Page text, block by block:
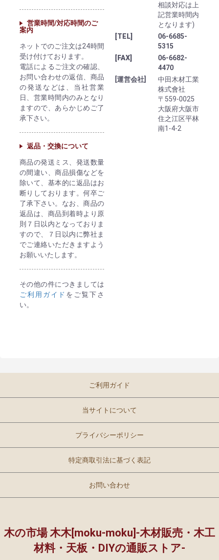
営業時間/対応時間のご
案内
ネットでのご注文は24時間
受け付けております。
電話によるご注文の確認、
お問い合わせの返信、商品
の発送などは、当社営業
日、営業時間内のみとなり
ますので、あらかじめご了
承下さい。
返品・交換について
商品の発送ミス、発送数量
の間違い、商品損傷などを
除いて、基本的に返品はお
断りしております。何卒ご
了承下さい。なお、商品の
返品は、商品到着時より原
則７日以内となっておりま
すので、７日以内に弊社ま
でご連絡いただきますよう
お願いいたします。
その他の件につきましては
ご利用ガイド をご覧下さ
い。
相談対応は上
記営業時間内
となります)
[TEL]
06-6685-
5315
[FAX]
06-6682-
4470
[運営会社]
中田木材工業
株式會社
〒559-0025
大阪府大阪市
住之江区平林
南1-4-2
ご利用ガイド
当サイトについて
プライバシーポリシー
特定商取引法に基づく表記
お問い合わせ
木の市場 木木[moku-moku]-木材販売・木工
材料・天板・DIYの通販ストア-